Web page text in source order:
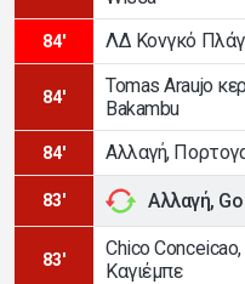
84' ΛΔ Κονγκό
84'
Tomas Araujo
Bakambu
84' Αλλαγή,
83' Αλλαγή,
83'
Chico
Καγιέμπε